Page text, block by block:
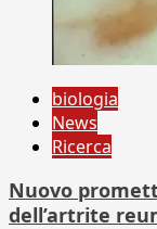
biologia
News
Ricerca
Nuovo
dell’artrite